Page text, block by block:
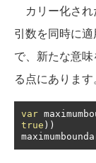
カリー化され
引数を同時に
で、新たな意
る点にあります
var
true ))